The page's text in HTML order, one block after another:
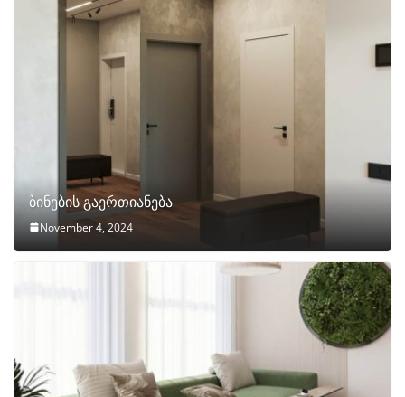
ბინების გაერთიანება
November 4, 2024